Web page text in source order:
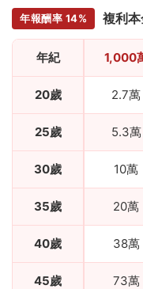
年報酬率 14% 複利
年紀 1,000
20歲 2.7萬
25歲 5.3萬
30歲 10萬
35歲 20萬
40歲 38萬
45歲 73萬